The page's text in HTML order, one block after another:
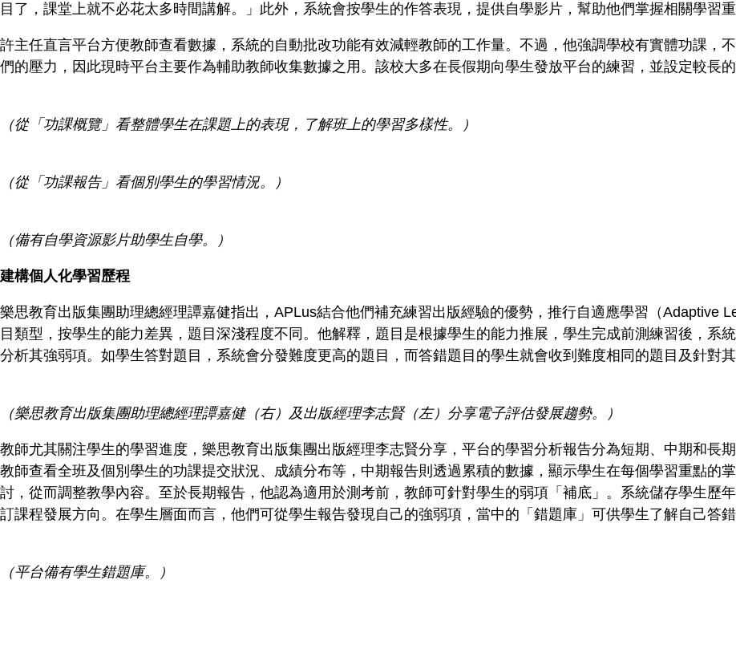
目了，課堂上就不必花太多時間講解。」此外，系統會按學生的作答表現，提供自學影片，幫助他們掌握相關學習重
許主任直言平台方便教師查看數據，系統的自動批改功能有效減輕教師的工作量。不過，他強調學校有實體功課，
們的壓力，因此現時平台主要作為輔助教師收集數據之用。該校大多在長假期向學生發放平台的練習，並設定較長
（從「功課概覽」看整體學生在課題上的表現，了解班上的學習多樣性。）
（從「功課報告」看個別學生的學習情況。）
（備有自學資源影片助學生自學。）
建構個人化學習歷程
樂思教育出版集團助理總經理譚嘉健指出，APLus結合他們補充練習出版經驗的優勢，推行自適應學習（Adaptive
目類型，按學生的能力差異，題目深淺程度不同。他解釋，題目是根據學生的能力推展，學生完成前測練習後，系
分析其強弱項。如學生答對題目，系統會分發難度更高的題目，而答錯題目的學生就會收到難度相同的題目及針對
（樂思教育出版集團助理總經理譚嘉健（右）及出版經理李志賢（左）分享電子評估發展趨勢。）
教師尤其關注學生的學習進度，樂思教育出版集團出版經理李志賢分享，平台的學習分析報告分為短期、中期和長
教師查看全班及個別學生的功課提交狀況、成績分布等，中期報告則透過累積的數據，顯示學生在每個學習重點的
討，從而調整教學內容。至於長期報告，他認為適用於測考前，教師可針對學生的弱項「補底」。系統儲存學生歷
訂課程發展方向。在學生層面而言，他們可從學生報告發現自己的強弱項，當中的「錯題庫」可供學生了解自己答
（平台備有學生錯題庫。）